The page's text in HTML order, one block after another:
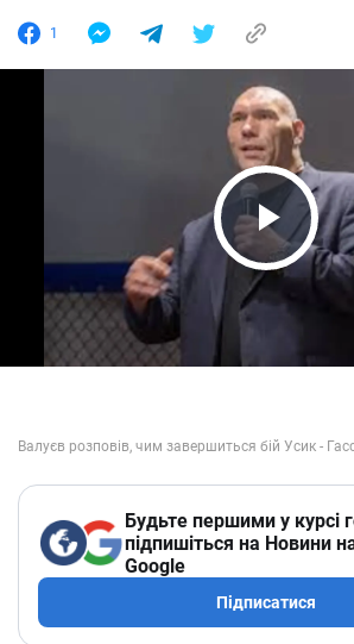
1
Play
Будьте першими у курсі
підпишіться на Новини
Google
Підписатися